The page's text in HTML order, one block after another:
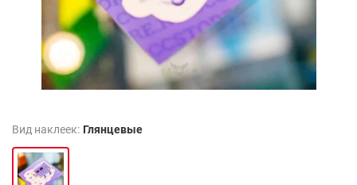
Вид наклеек: Глянцевые